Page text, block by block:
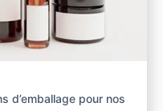
d’emballage pour nos